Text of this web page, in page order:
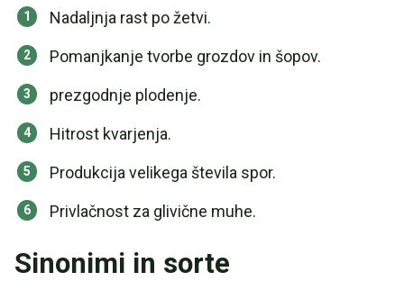
Nadaljnja rast po žetvi.
Pomanjkanje tvorbe grozdov in šopov.
prezgodnje plodenje.
Hitrost kvarjenja.
Produkcija velikega števila spor.
Privlačnost za glivične muhe.
Sinonimi in sorte